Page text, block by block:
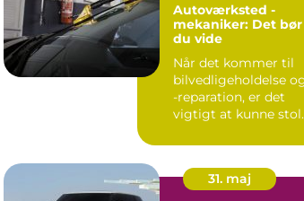
Autoværksted -
mekaniker: Det bør
du vide
Når det kommer til
bilvedligeholdelse
-reparation, er det
vigtigt at kunne
31. maj